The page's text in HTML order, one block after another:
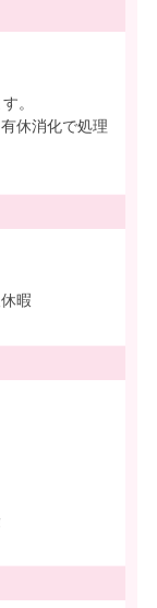
。
休消化で処理
暇